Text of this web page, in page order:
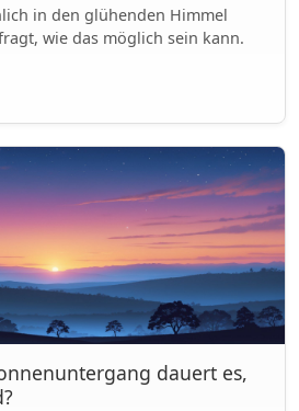
in den glühenden Himmel
wie das möglich sein kann.
dauert es,